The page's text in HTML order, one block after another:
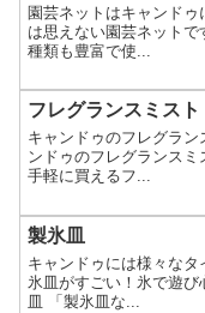
園芸ネットはキャンドゥ
は思えない園芸ネットで
種類も豊富で使...
フレグランスミスト
キャンドゥのフレグラ
ンドゥのフレグランス
手軽に買えるフ...
製氷皿
キャンドゥには様々な
氷皿がすごい！氷で遊
皿 「製氷皿な...